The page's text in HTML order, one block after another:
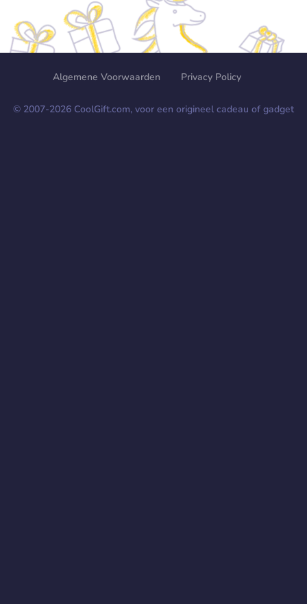
Algemene Voorwaarden Privacy Policy
© 2007-2026 CoolGift.com, voor een origineel cadeau of gadget